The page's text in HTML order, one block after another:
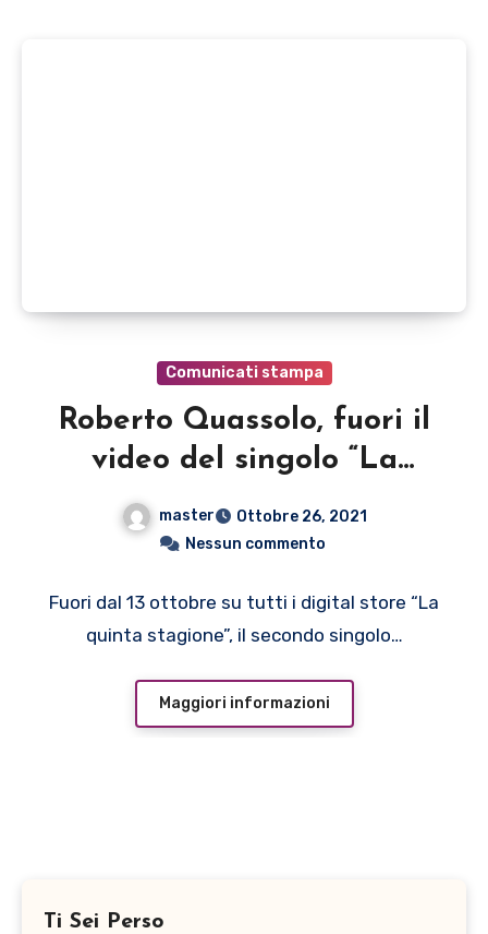
Comunicati stampa
Roberto Quassolo, fuori il
video del singolo “La
quinta stagione”
master
Ottobre 26, 2021
Nessun commento
Fuori dal 13 ottobre su tutti i digital store “La
quinta stagione”, il secondo singolo…
Maggiori informazioni
Ti Sei Perso